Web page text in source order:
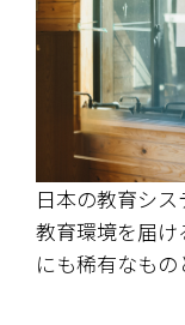
日本の教育シ
教育環境を届け
にも稀有なもの